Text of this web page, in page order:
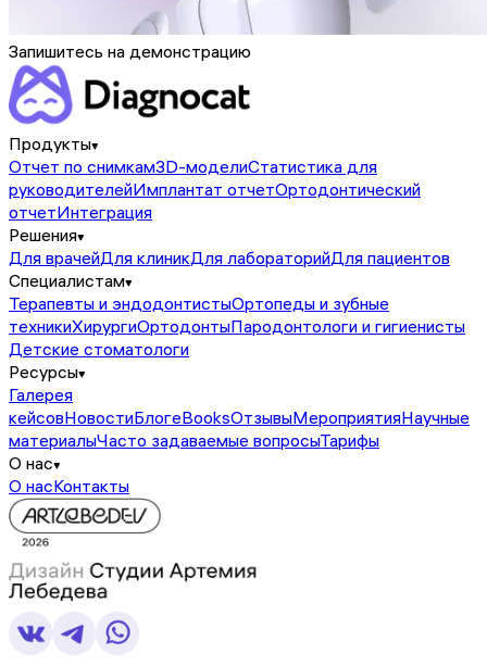
Запишитесь на демонстрацию
Продукты
Отчет по снимкам3D-моделиСтатистика для
руководителейИмплантат отчетОртодонтический
отчетИнтеграция
Решения
Для врачейДля клиникДля лабораторийДля пациентов
Специалистам
Терапевты и эндодонтистыОртопеды и зубные
техникиХирургиОртодонтыПародонтологи и гигиенисты
Детские стоматологи
Ресурсы
Галерея
кейсовНовостиБлогeBooksОтзывыМероприятияНаучные
материалыЧасто задаваемые вопросыТарифы
О нас
О насКонтакты